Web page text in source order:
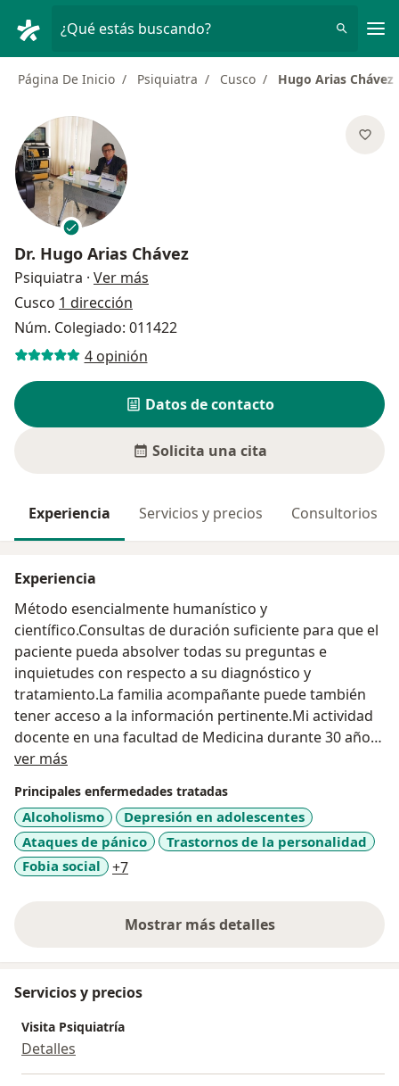
¿Qué estás buscando?
Página De Inicio Psiquiatra Cusco Hugo Arias Chávez
Dr. Hugo Arias Chávez
Psiquiatra · Ver más
Cusco 1 dirección
Núm. Colegiado: 011422
4 opinión
Datos de contacto
Solicita una cita
Experiencia Servicios y precios Consultorios
Experiencia
Método esencialmente humanístico y
científico.Consultas de duración suficiente para que el
paciente pueda absolver todas su preguntas e
inquietudes con respecto a su diagnóstico y
tratamiento.La familia acompañante puede también
tener acceso a la información pertinente.Mi actividad
docente en una facultad de Medicina durante 30 años
me facilita realizar consultas de gran contenido
relación médico-paciente es fundamental para la
mejoría y rehabilitación de todos los desórdenes de la
mente y conducta humana, realizo psicoterapia en mi
quehacer cotidiano.Así también los extraordinarios e
ver más
Principales enfermedades tratadas
Alcoholismo
Depresión en adolescentes
Ataques de pánico
Trastornos de la personalidad
Fobia social
+7a11y_sr_more_diseases
Mostrar más detalles
sobre la experiencia
Servicios y precios
Visita Psiquiatría
Detalles